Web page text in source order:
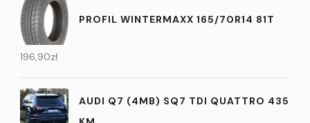
PROFIL WINTERMAXX 165/70R14 81T
196,90zł
AUDI Q7 (4MB) SQ7 TDI QUATTRO 435